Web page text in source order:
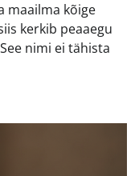
maailma kõige
kerkib peaaegu
nimi ei tähista